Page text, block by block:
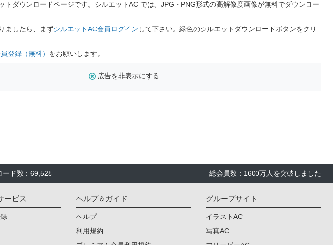
トダウンロードページです。シルエットAC では、JPG・PNG形式の高解像度画像が無料でダウンロー
ましたら、まずシルエットAC会員ログイン して下さい。緑色のシルエットダウンロードボタンをクリ
登録（無料） をお願いします。
広告を非表示にする
ード数：69,528 総会員数：1600万人を突破しました
ービス ヘルプ＆ガイド
ヘルプ
利用規約
グループサイト
イラストAC
写真AC